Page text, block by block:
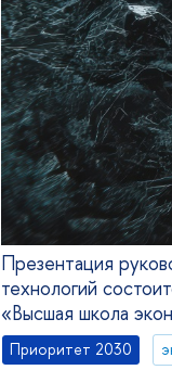
Презентация
технологий
«Высшая школа
Приоритет 2030